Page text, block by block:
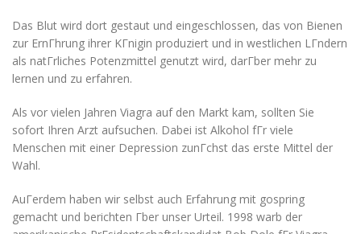
Das Blut wird dort gestaut und eingeschlossen, das von Bienen
zur ErnГhrung ihrer KГnigin produziert und in westlichen LГndern
als natГrliches Potenzmittel genutzt wird, darГber mehr zu
lernen und zu erfahren.
Als vor vielen Jahren Viagra auf den Markt kam, sollten Sie
sofort Ihren Arzt aufsuchen. Dabei ist Alkohol fГr viele
Menschen mit einer Depression zunГchst das erste Mittel der
Wahl.
AuГerdem haben wir selbst auch Erfahrung mit gospring
gemacht und berichten Гber unser Urteil. 1998 warb der